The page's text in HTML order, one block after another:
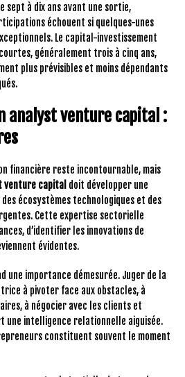
à dix ans avant une sortie,
échouent si quelques-unes
Le capital-investissement
généralement trois à cinq ans,
plus prévisibles et moins dépendants
analyst venture capital :
financière reste incontournable, mais
venture capital doit développer une
écosystèmes technologiques et des
Cette expertise sectorielle
d’identifier les innovations de
évidentes.
une importance démesurée. Juger de la
à pivoter face aux obstacles, à
à négocier avec les clients et
une intelligence relationnelle aiguisée.
constituent souvent le moment